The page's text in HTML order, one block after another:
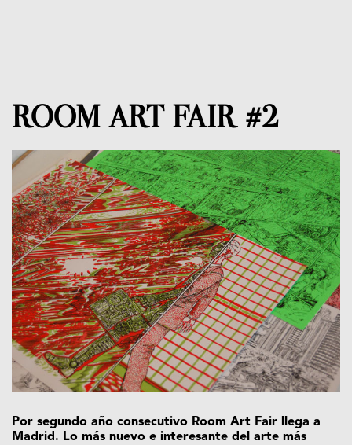
ROOM ART FAIR #2
Por segundo año consecutivo Room Art Fair llega a
Madrid. Lo más nuevo e interesante del arte más